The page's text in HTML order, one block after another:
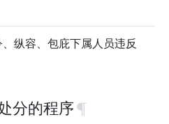
纵容、包庇下属人员违反
分的程序